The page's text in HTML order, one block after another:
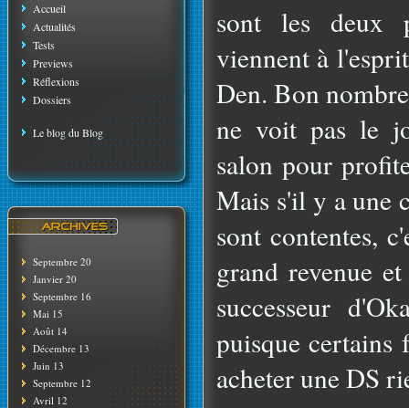
Accueil
Actualités
Tests
Previews
Réflexions
Dossiers
Le blog du Blog
Septembre 20
Janvier 20
Septembre 16
Mai 15
Août 14
Décembre 13
Juin 13
Septembre 12
Avril 12
sont les deux
viennent à
Den. Bon
ne voit pas le
salon pour
Mais s'il y a une
sont contentes,
grand revenue
successeur
puisque certains
acheter une DS